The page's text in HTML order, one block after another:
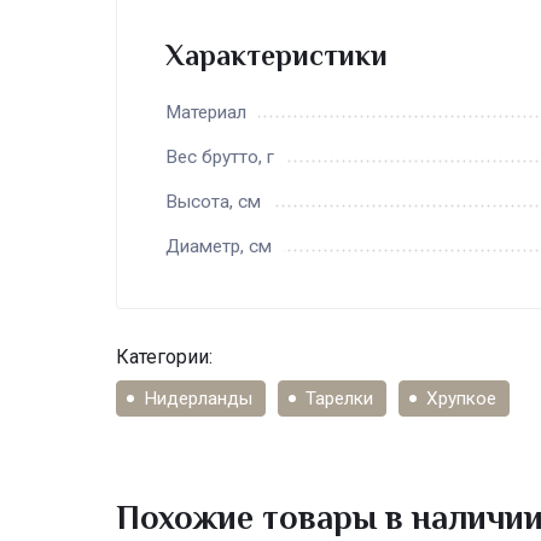
В начале 90х все здания и помещения
Характеристики
Материал
Вес брутто, г
Высота, см
Диаметр, см
Категории:
Нидерланды Тарелки Хрупкое
Похожие товары в наличии